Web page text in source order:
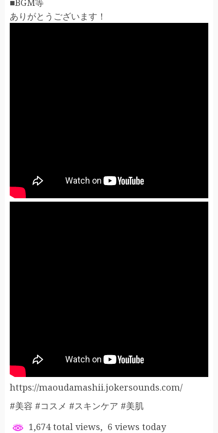
■BGM等
ありがとうございます！
https://maoudamashii.jokersounds.com/
#美容 #コスメ #スキンケア #美肌
1,674 total views, 6 views today